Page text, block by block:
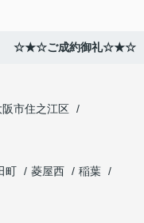
☆★☆ご成約御礼☆★☆
阪市住之江区
町 菱屋西
稲葉